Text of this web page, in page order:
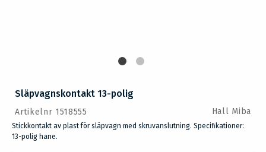
Släpvagnskontakt 13-polig
Artikelnr 1518555 Hall Miba
Stickkontakt av plast för släpvagn med skruvanslutning. Specifikationer:
13-polig hane.